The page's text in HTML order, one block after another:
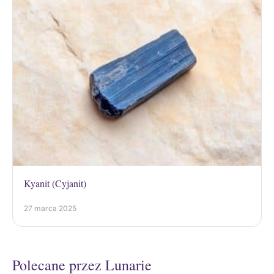
Kyanit (Cyjanit)
27 marca 2025
Polecane przez Lunarie